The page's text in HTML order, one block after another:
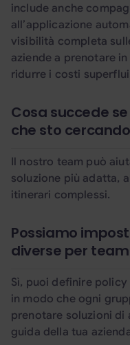
include anche
all’applicazione
visibilità completa
aziende a prenotare
ridurre i costi
Cosa succede
che sto
Il nostro team può
soluzione più adatta,
itinerari complessi.
Possiamo
diverse per
Sì, puoi definire
in modo che ogni
prenotare soluzioni di
guida della tua